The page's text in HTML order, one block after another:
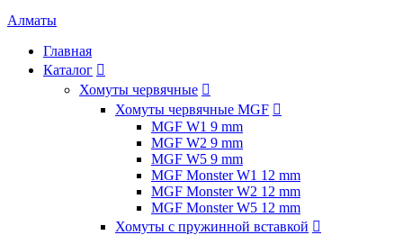
Алматы
Главная
Каталог 
Хомуты червячные 
Хомуты червячные MGF 
MGF W1 9 mm
MGF W2 9 mm
MGF W5 9 mm
MGF Monster W1 12 mm
MGF Monster W2 12 mm
MGF Monster W5 12 mm
Хомуты с пружинной вставкой 